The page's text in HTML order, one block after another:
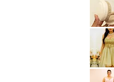
Chocolate
Liqueur
Liquor
Bottles
073026
Lenovo
Wireless
Bluetooth
with
Headwear
Earmuffs
Sleeveless